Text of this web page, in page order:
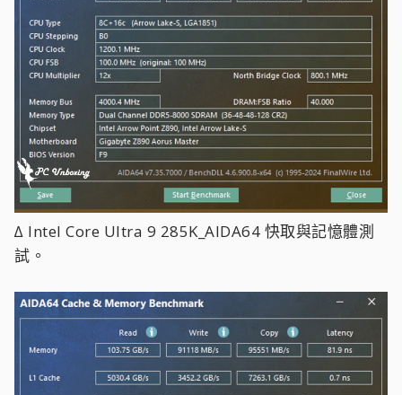
∆ Intel Core Ultra 9 285K_AIDA64 快取與記憶體測
試。